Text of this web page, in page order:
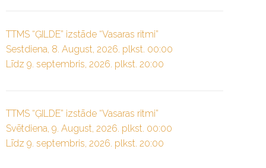
TTMS “ĢILDE” izstāde “Vasaras ritmi”
Sestdiena, 8. August, 2026. plkst. 00:00
Līdz 9. septembris, 2026. plkst. 20:00
TTMS “ĢILDE” izstāde “Vasaras ritmi”
Svētdiena, 9. August, 2026. plkst. 00:00
Līdz 9. septembris, 2026. plkst. 20:00